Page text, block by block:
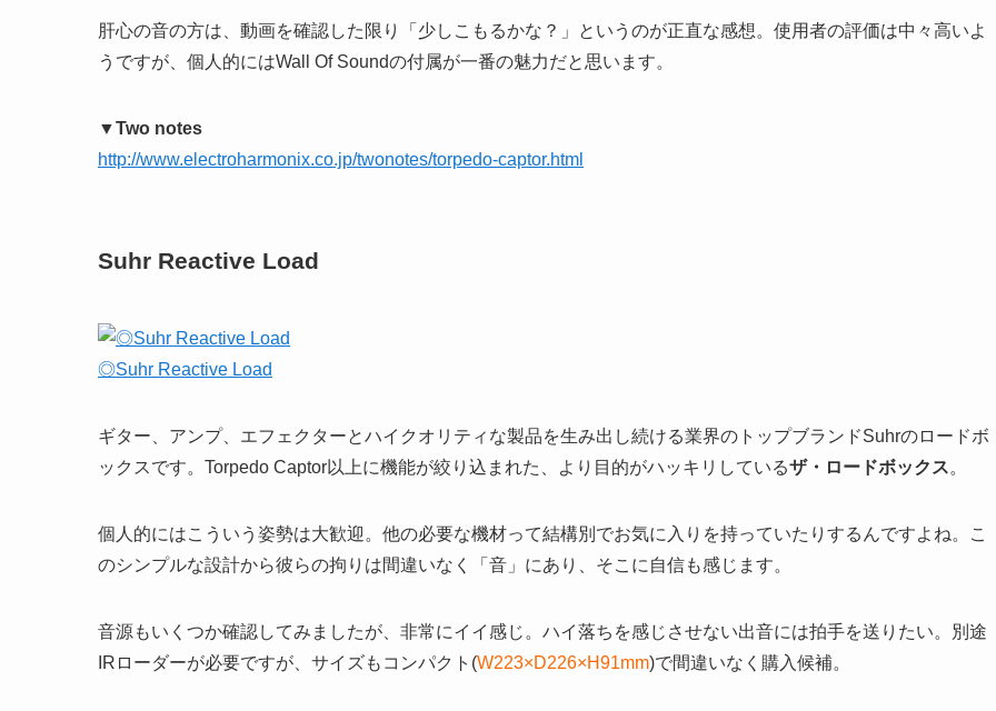
肝心の音の方は、動画を確認した限り「少しこもるかな？」というのが正直な感想。使用者の評価は中々高いよ
うですが、個人的にはWall Of Soundの付属が一番の魅力だと思います。
▼Two notes
http://www.electroharmonix.co.jp/twonotes/torpedo-captor.html
Suhr Reactive Load
◎Suhr Reactive Load
ギター、アンプ、エフェクターとハイクオリティな製品を生み出し続ける業界のトップブランドSuhrのロードボ
ックスです。Torpedo Captor以上に機能が絞り込まれた、より目的がハッキリしているザ・ロードボックス。
個人的にはこういう姿勢は大歓迎。他の必要な機材って結構別でお気に入りを持っていたりするんですよね。こ
のシンプルな設計から彼らの拘りは間違いなく「音」にあり、そこに自信も感じます。
音源もいくつか確認してみましたが、非常にイイ感じ。ハイ落ちを感じさせない出音には拍手を送りたい。別途
IRローダーが必要ですが、サイズもコンパクト(W223×D226×H91mm)で間違いなく購入候補。